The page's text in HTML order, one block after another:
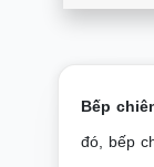
Bếp
đó, bếp